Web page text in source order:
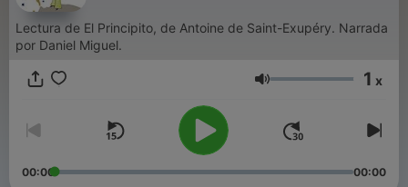
Lectura de El Principito, de Antoine de Saint-Exupéry. Narrada
por Daniel Miguel.
Volumen 1 x
00:00 00:00